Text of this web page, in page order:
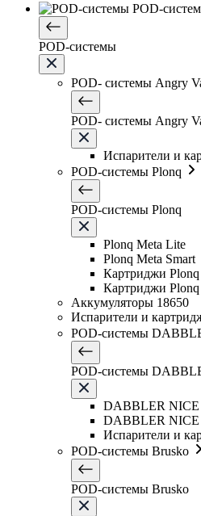
POD-
POD-системы
POD- системы Angry
POD- системы Angry
Испарители и
POD-системы Plonq
POD-системы Plonq
Plonq Meta Lite
Plonq Meta Smart
Картриджи Plonq
Картриджи Plonq
Аккумуляторы 18650
Испарители и
POD-системы
POD-системы
DABBLER NICE
DABBLER NICE
Испарители и
POD-системы Brusko
POD-системы Brusko